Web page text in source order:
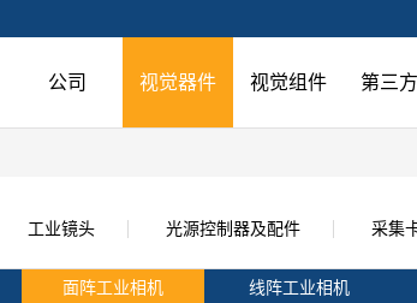
公司 视觉器件 视觉组件 第三
工业镜头 光源控制器及配件 采集
面阵工业相机 线阵工业相机